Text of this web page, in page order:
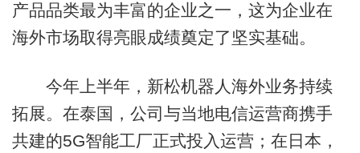
产品品类最为丰富的企业之一，这为企业在
海外市场取得亮眼成绩奠定了坚实基础。
今年上半年，新松机器人海外业务持续
拓展。在泰国，公司与当地电信运营商携手
共建的5G智能工厂正式投入运营；在日本，